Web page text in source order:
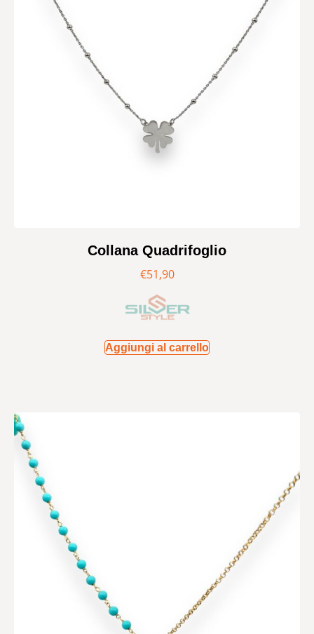
Collana Quadrifoglio
€51,90
Aggiungi al carrello